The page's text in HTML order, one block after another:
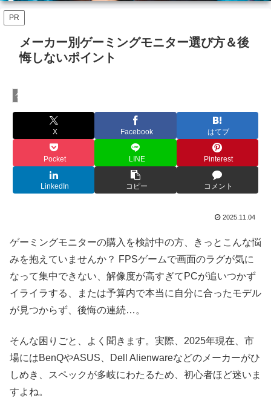
PR
メーカー別ゲーミングモニター選び方＆後
悔しないポイント
ゲーミングモニター
X Facebook はてブ
Pocket LINE Pinterest
LinkedIn コピー コメント
2025.11.04
ゲーミングモニターの購入を検討中の方、きっとこんな悩
みを抱えていませんか？ FPSゲームで画面のラグが気に
なって集中できない、解像度が高すぎてPCが追いつかず
イライラする、または予算内で本当に自分に合ったモデル
が見つからず、後悔の連続…。
そんな困りごと、よく聞きます。実際、2025年現在、市
場にはBenQやASUS、Dell Alienwareなどのメーカーがひ
しめき、スペックが多岐にわたるため、初心者ほど迷いま
すよね。